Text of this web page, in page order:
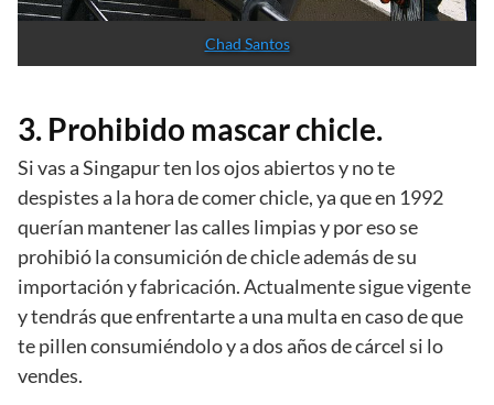
Chad Santos
3. Prohibido mascar chicle.
Si vas a Singapur ten los ojos abiertos y no te
despistes a la hora de comer chicle, ya que en 1992
querían mantener las calles limpias y por eso se
prohibió la consumición de chicle además de su
importación y fabricación. Actualmente sigue vigente
y tendrás que enfrentarte a una multa en caso de que
te pillen consumiéndolo y a dos años de cárcel si lo
vendes.